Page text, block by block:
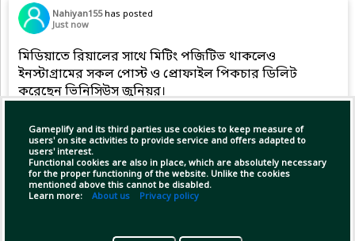
Gameplify and its third parties use cookies to keep measure of
users' on site activities to provide service and offers adapted to
users' interest.
Functional cookies are also in place, which are absolutely necessary
for the proper functioning of the website. Unlike the cookies
mentioned above this cannot be disabled.
Learn more: About us Privacy policy
Nahiyan155 has posted
Just now
মিডিয়াতে রিয়ালের সাথে মিটিং পজিটিভ থাকলেও
ইনস্টাগ্রামের সকল পোস্ট ও প্রোফাইল পিকচার ডিলিট
করেছেন ভিনিসিউস জুনিয়র।
#ViniciusJr #realmadrid